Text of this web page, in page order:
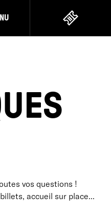
vos questions !
accueil sur place...